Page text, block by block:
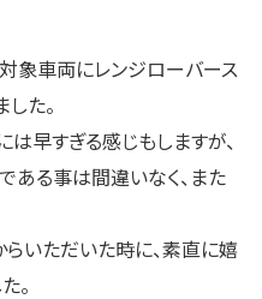
対象車両にレンジローバース
た。
早すぎる感じもしますが、
ある事は間違いなく、また
いただいた時に、素直に嬉
。